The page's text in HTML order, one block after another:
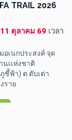
TRAIL 2026
ตุลาคม 69 เวลา
อเนกประสงค์ จุด
นเเห่งชาติ
ชี้ฟ้า) ต.ตับเต่า
ราย